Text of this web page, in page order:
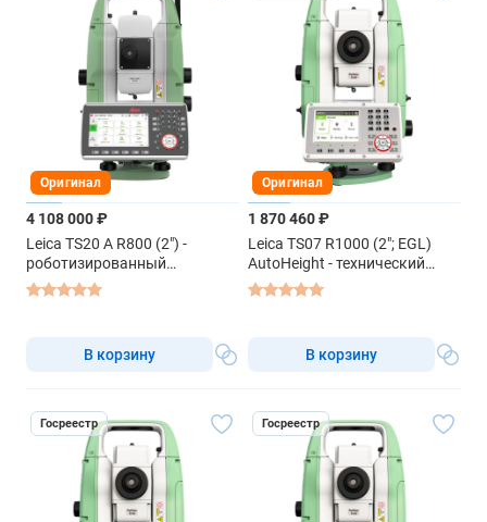
Оригинал
4 108 000 ₽
Leica TS20 A R800 (2") -
роботизированный
тахеометр
В корзину
Оригинал
1 870 460 ₽
Leica TS07 R1000 (2"; EGL)
AutoHeight - технический
тахеометр
В корзину
Госреестр Госреестр